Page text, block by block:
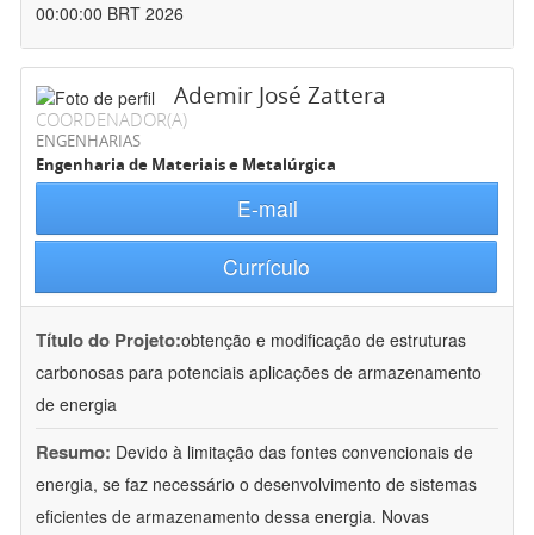
00:00:00 BRT 2026
Ademir José Zattera
COORDENADOR(A)
ENGENHARIAS
Engenharia de Materiais e Metalúrgica
E-mail
Currículo
Título do Projeto:obtenção e modificação de estruturas
carbonosas para potenciais aplicações de armazenamento
de energia
Resumo: Devido à limitação das fontes convencionais de
energia, se faz necessário o desenvolvimento de sistemas
eficientes de armazenamento dessa energia. Novas